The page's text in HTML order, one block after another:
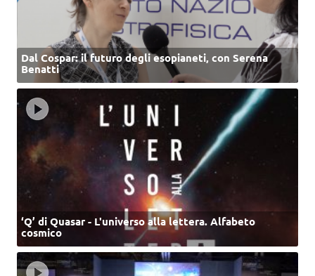
Dal Cospar: il futuro degli esopianeti, con Serena
Benatti
‘Q’ di Quasar - L'universo alla lettera. Alfabeto
cosmico